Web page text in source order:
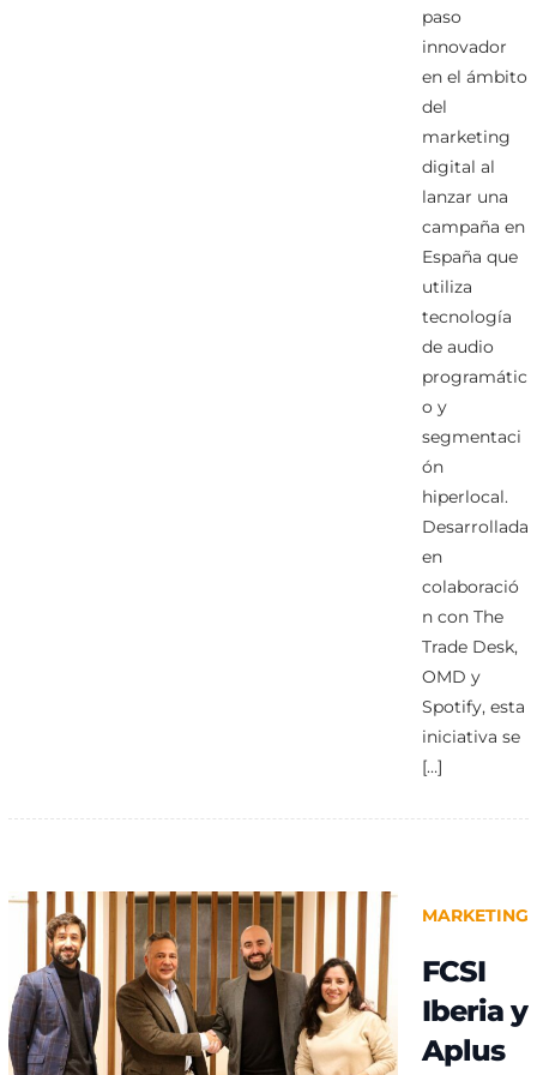
paso
innovador
en el ámbito
del
marketing
digital al
lanzar una
campaña en
España que
utiliza
tecnología
de audio
programátic
o y
segmentaci
ón
hiperlocal.
Desarrollada
en
colaboració
n con The
Trade Desk,
OMD y
Spotify, esta
iniciativa se
[…]
MARKETING
FCSI
Iberia y
Aplus